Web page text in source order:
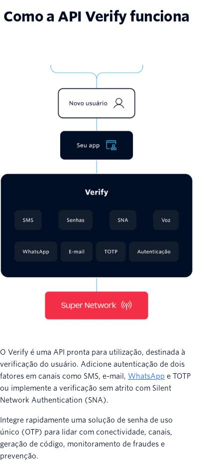
Como a API Verify funciona
O Verify é uma API pronta para utilização, destinada à
verificação do usuário. Adicione autenticação de dois
fatores em canais como SMS, e-mail, WhatsApp e TOTP
ou implemente a verificação sem atrito com Silent
Network Authentication (SNA).
Integre rapidamente uma solução de senha de uso
único (OTP) para lidar com conectividade, canais,
geração de código, monitoramento de fraudes e
prevenção.